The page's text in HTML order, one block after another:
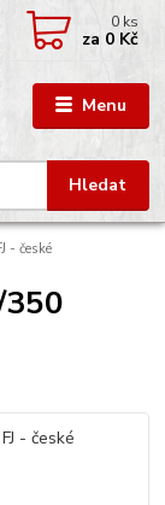
Menu
Hledat
0 ks
za 0 Kč
- české